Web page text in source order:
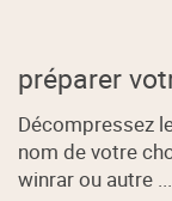
préparer
Décompressez
nom de votre
winrar ou autre ...